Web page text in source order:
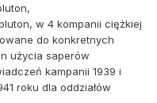
w 4 kompanii ciężkiej
do konkretnych
użycia saperów
kampanii 1939 i
roku dla oddziałów